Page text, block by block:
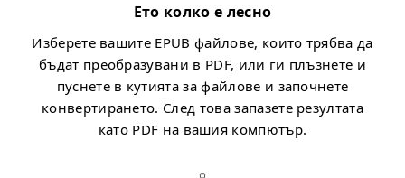
Ето колко е лесно
Изберете вашите EPUB файлове, които трябва да
бъдат преобразувани в PDF, или ги плъзнете и
пуснете в кутията за файлове и започнете
конвертирането. След това запазете резултата
като PDF на вашия компютър.